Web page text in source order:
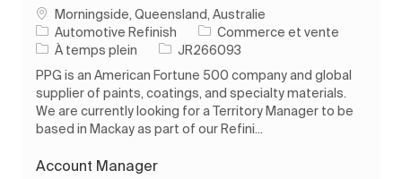
Emplacement
Morningside, Queensland, Australie
Automotive Refinish
Catégorie
Commerce et vente
Type d’emploi
À temps plein ID de l’emploi
JR266093
PPG is an American Fortune 500 company and global
supplier of paints, coatings, and specialty materials.
We are currently looking for a Territory Manager to be
based in Mackay as part of our Refini...
Account Manager